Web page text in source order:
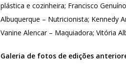
plástica e cozinheira; Francisco
Albuquerque – Nutricionista; Kennedy
Vanine Alencar – Maquiadora; Vitória
Galeria de fotos de edições